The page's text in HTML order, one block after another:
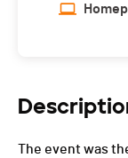
The event was